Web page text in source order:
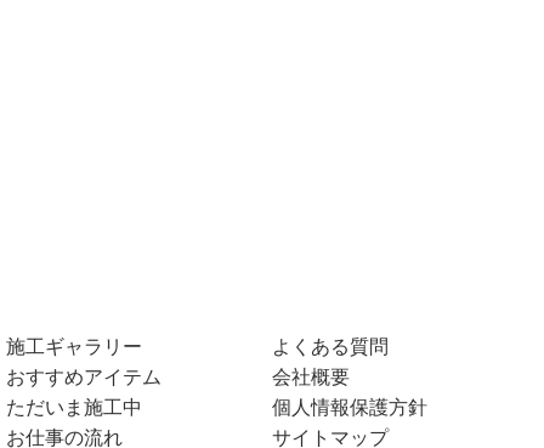
施工ギャラリー
おすすめアイテム
ただいま施工中
お仕事の流れ
よくある質問
会社概要
個人情報保護方針
サイトマップ